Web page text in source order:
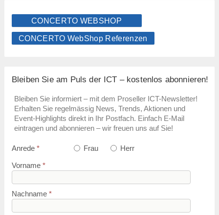
CONCERTO WEBSHOP
CONCERTO WebShop Referenzen
Bleiben Sie am Puls der ICT – kostenlos abonnieren!
Bleiben Sie informiert – mit dem Proseller ICT-Newsletter!
Erhalten Sie regelmässig News, Trends, Aktionen und
Event-Highlights direkt in Ihr Postfach. Einfach E-Mail
eintragen und abonnieren – wir freuen uns auf Sie!
Anrede * Frau Herr
Vorname *
Nachname *